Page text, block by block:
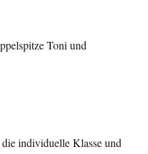
Toni und
individuelle Klasse und